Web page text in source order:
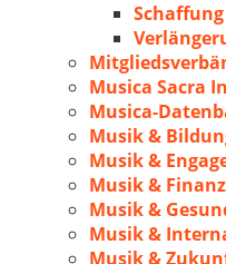
Musica Sacra
Musica-
Musik &
Musik &
Musik &
Musik &
Musik &
Musik &